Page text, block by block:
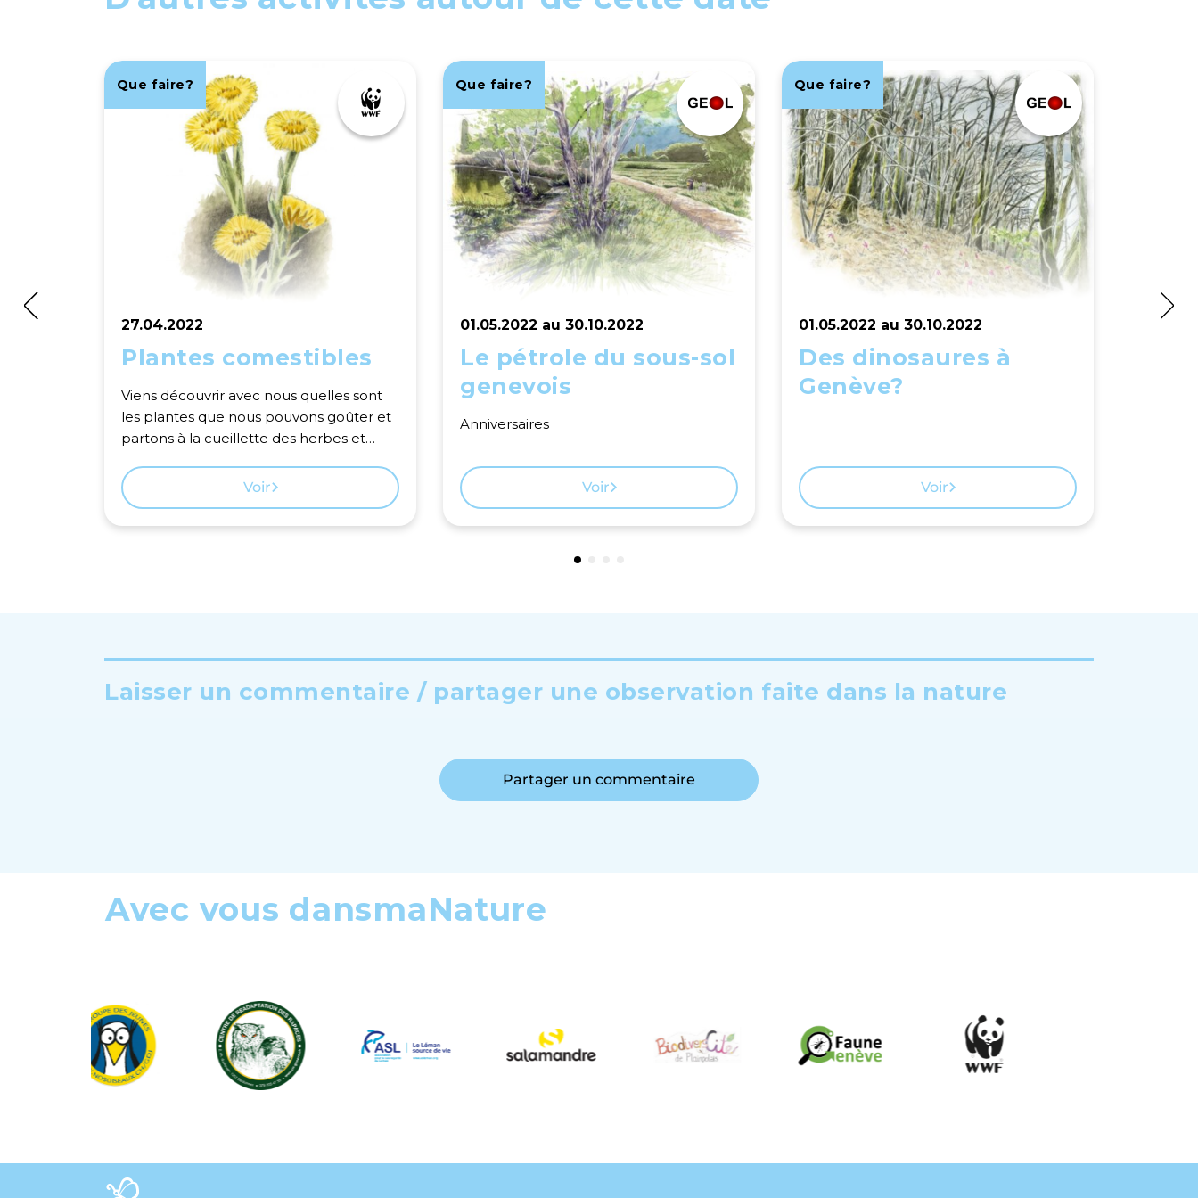
Que faire?
27.04.2022
Plantes comestibles
Viens découvrir avec nous quelles sont
les plantes que nous pouvons goûter et
partons à la cueillette des herbes et
Voir
Que faire?
01.05.2022 au 30.10.2022
Le pétrole du sous-sol
genevois
Anniversaires
Voir
Que faire?
01.05.2022 au 30.10.2022
Des dinosaures à
Genève?
Voir
Laisser un commentaire / partager une observation faite dans la nature
Partager un commentaire
Avec vous dansmaNature